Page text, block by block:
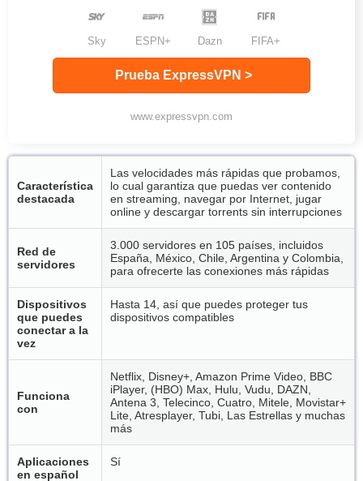
Sky ESPN+ Dazn FIFA+
Prueba ExpressVPN >
www.expressvpn.com
Característica
destacada
Las velocidades más rápidas que probamos,
lo cual garantiza que puedas ver contenido
en streaming, navegar por Internet, jugar
online y descargar torrents sin interrupciones
Red de
servidores
3.000 servidores en 105 países, incluidos
España, México, Chile, Argentina y Colombia,
para ofrecerte las conexiones más rápidas
Dispositivos
que puedes
conectar a la
vez
Hasta 14, así que puedes proteger tus
dispositivos compatibles
Funciona
con
Netflix, Disney+, Amazon Prime Video, BBC
iPlayer, (HBO) Max, Hulu, Vudu, DAZN,
Antena 3, Telecinco, Cuatro, Mitele, Movistar+
Lite, Atresplayer, Tubi, Las Estrellas y muchas
más
Aplicaciones
en español
Sí